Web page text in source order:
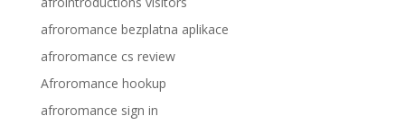
afroromance bezplatna aplikace
afroromance cs review
Afroromance hookup
afroromance sign in